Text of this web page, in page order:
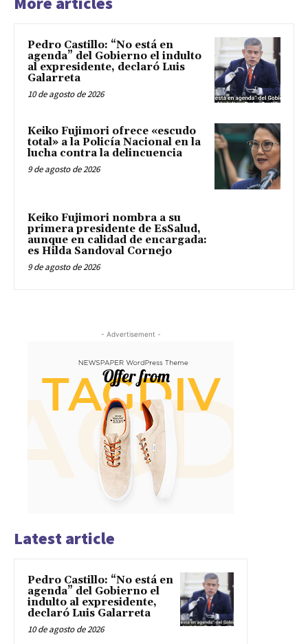
Pedro Castillo: “No está en
agenda” del Gobierno el indulto
al expresidente, declaró Luis
Galarreta
10 de agosto de 2026
Keiko Fujimori ofrece «escudo
total» a la Policía Nacional en la
lucha contra la delincuencia
9 de agosto de 2026
Keiko Fujimori nombra a su
primera presidente de EsSalud,
aunque en calidad de encargada:
es Hilda Sandoval Cornejo
9 de agosto de 2026
- Advertisement -
Latest article
Pedro Castillo: “No está en
agenda” del Gobierno el
indulto al expresidente,
declaró Luis Galarreta
10 de agosto de 2026